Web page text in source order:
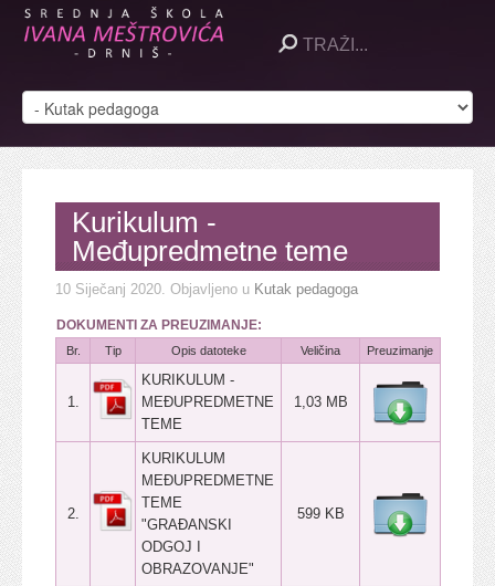
Kurikulum -
Međupredmetne teme
10 Siječanj 2020. Objavljeno u Kutak pedagoga
DOKUMENTI ZA PREUZIMANJE:
Br. Tip Opis datoteke Veličina Preuzimanje
1.
KURIKULUM -
MEĐUPREDMETNE
TEME
1,03 MB
2.
KURIKULUM
MEĐUPREDMETNE
TEME
"GRAĐANSKI
ODGOJ I
OBRAZOVANJE"
599 KB